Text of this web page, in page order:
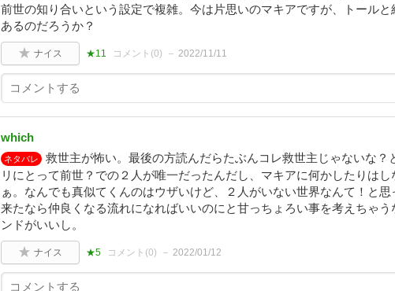
前世の知り合いという設定で複雑。今は片思いのマキアですが、トール
あるのだろうか？
ナイス ★11 コメント(0) 2022/11/11
which
ネタバレ
救世主が怖い。最後の方読んだらたぶんコレ救世主じゃないな？
リにとって前世？での２人が唯一だったんだし、マキアに何かしたりはし
ぁ。なんでも真似てくんのはウザいけど、２人がいない世界なんて！と思
来たなら仲良くなる流れになればいいのにと甘っちょろい事を考えちゃう
ンドがいいし。
ナイス ★5 コメント(0) 2022/01/12